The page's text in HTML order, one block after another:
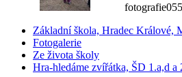
Základní škola, Hradec Králové,
Fotogalerie
Ze života školy
Hra-hledáme zvířátka, ŠD 1.a,d a